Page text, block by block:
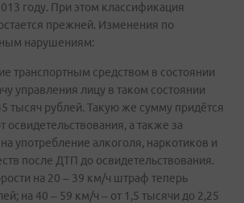
году. При этом классификация
прежней. Изменения по
нарушениям:
транспортным средством в состоянии
управления лицу в таком состоянии
тысяч рублей. Такую же сумму придётся
освидетельствования, а также за
употребление алкоголя, наркотиков и
после ДТП до освидетельствования.
на 20 – 39 км/ч штраф теперь
на 40 – 59 км/ч – от 1,5 тысячи до 2,25